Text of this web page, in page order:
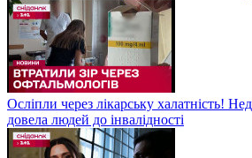
Осліпли через лікарську халатність!
довела людей до інвалідності